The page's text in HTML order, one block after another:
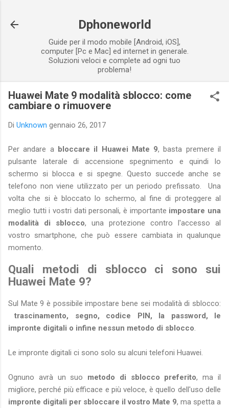
Dphoneworld
Guide per il modo mobile [Android, iOS],
computer [Pc e Mac] ed internet in generale.
Soluzioni veloci e complete ad ogni tuo
problema!
Huawei Mate 9 modalità sblocco: come
cambiare o rimuovere
Di Unknown gennaio 26, 2017
Per andare a bloccare il Huawei Mate 9, basta premere il
pulsante laterale di accensione spegnimento e quindi lo
schermo si blocca e si spegne. Questo succede anche se
telefono non viene utilizzato per un periodo prefissato. Una
volta che si è bloccato lo schermo, al fine di proteggere al
meglio tutti i vostri dati personali, è importante impostare una
modalità di sblocco, una protezione contro l'accesso al
vostro smartphone, che può essere cambiata in qualunque
momento.
Quali metodi di sblocco ci sono sui
Huawei Mate 9?
Sul Mate 9 è possibile impostare bene sei modalità di sblocco:
trascinamento, segno, codice PIN, la password, le
impronte digitali o infine nessun metodo di sblocco.
Le impronte digitali ci sono solo su alcuni telefoni Huawei.
Ognuno avrà un suo metodo di sblocco preferito, ma il
migliore, perché più efficace e più veloce, è quello dell'uso delle
impronte digitali per sbloccare il vostro Mate 9, ma spetta a